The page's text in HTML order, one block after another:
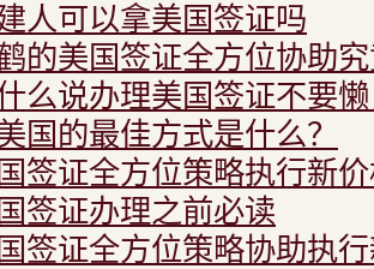
人可以拿美国签证吗
的美国签证全方位协助
么说办理美国签证不要
国的最佳方式是什么？
签证全方位策略执行新
签证办理之前必读
签证全方位策略协助执